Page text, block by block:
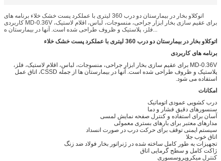
اتوکلاو بخار در بیمارستان دو درب 360 لیتری با عملکرد پست خشک خلاء برنامه های
کاربردی MD-0.36V برای عقیم سازی بخار ابزار جراحی، منسوجات، لباس، اقلام لاستیک،
فلز، پلاستیک و ظروف طراحی شده است. آنها در بیمارستان ه...
اتوکلاو بخار در بیمارستان دو درب 360 لیتری با عملکرد پست خشک خلاء
برنامه های کاربردی
MD-0.36V برای عقیم سازی بخار ابزار جراحی، منسوجات، لباس، اقلام لاستیک، فلز،
پلاستیک و ظروف طراحی شده است. آنها در بیمارستان ها از جمله CSSD، اتاق عمل
استفاده می شود.
امکانات
درب کشویی عمودی اتوماتیک
سنسورهای دقیق فشار و دما
آسان برای استفاده و کنترل صفحه نمایش لمسی
مدارهای معتبر برای بارهای بستری معمولی
سیستم ایمنی توقف برای حرکت درب در صورت انسداد
اتاق خوب جلا
تجهیزات به طور کامل ساخته شده در ژنراتور بخار فولاد ضد زنگ
ژاکت کامل و سطح گرمایی اتاق
کنترل میکروپروسسوری